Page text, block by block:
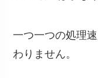
一つ一つの処理
わりません。